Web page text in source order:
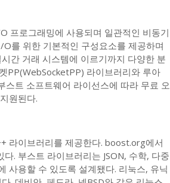
프로그래밍에 사용되며 일관적인 비동기
를 위한 기본적인 구성요소를 제공하며
간 거래 시스템에 이르기까지 다양한 분
PP(WebSocketPP) 라이브러리와 루아
트 소프트웨어 라이선스에 따라 무료 오
원된다.
라이브러리를 제공한다. boost.org에서
. 부스트 라이브러리는 JSON, 수학, 다중
사용할 수 있도록 설계됐다. 리눅스, 유닉